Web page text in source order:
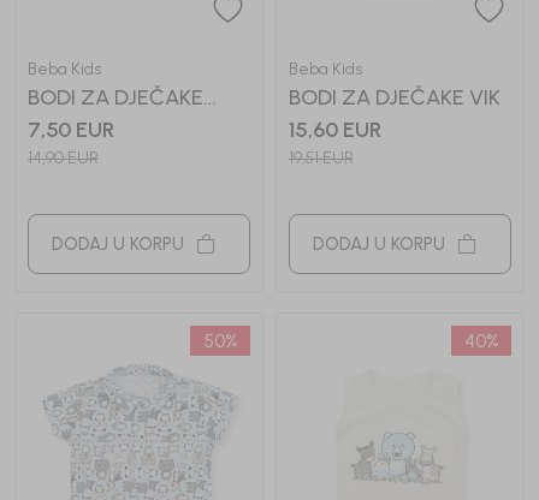
Beba Kids
BODI ZA DJEČAKE
GREG
7,50 EUR
14,90EUR
DODAJ U KORPU
Beba Kids
BODI ZA DJEČAKE VIK
15,60 EUR
19,51EUR
DODAJ U KORPU
50% 40%